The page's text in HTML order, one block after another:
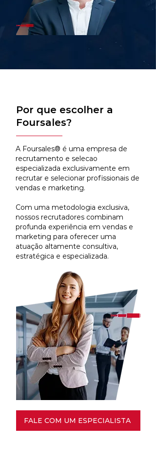
Por que escolher a
Foursales?
A Foursales® é uma empresa de
recrutamento e selecao
especializada exclusivamente em
recrutar e selecionar profissionais de
vendas e marketing.
Com uma metodologia exclusiva,
nossos recrutadores combinam
profunda experiência em vendas e
marketing para oferecer uma
atuação altamente consultiva,
estratégica e especializada.
FALE COM UM ESPECIALISTA